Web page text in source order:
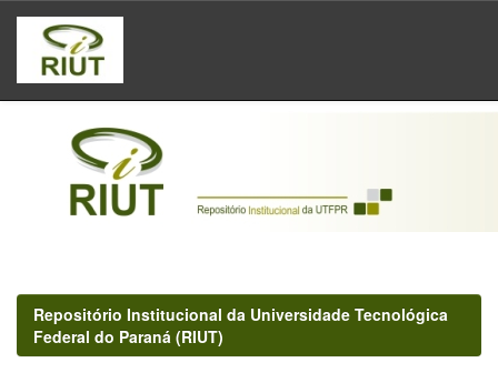
Skip
navigation
Repositório Institucional da Universidade Tecnológica
Federal do Paraná (RIUT)